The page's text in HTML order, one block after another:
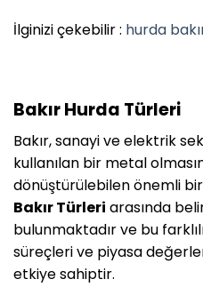
İlginizi çekebilir : hurda
Bakır Hurda Türleri
Bakır, sanayi ve elektrik
kullanılan bir metal
dönüştürülebilen önemli
Bakır Türleri arasında
bulunmaktadır ve bu
süreçleri ve piyasa
etkiye sahiptir.